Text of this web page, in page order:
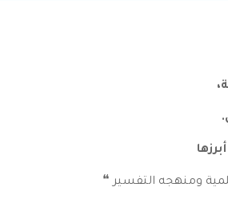
ومنهجه التفسير ❝